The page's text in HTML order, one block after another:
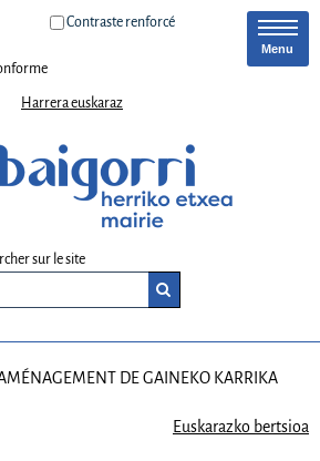
Contraste renforcé
Harrera euskaraz
sur le site
Menu
DE GAINEKO KARRIKA
Euskarazko bertsioa